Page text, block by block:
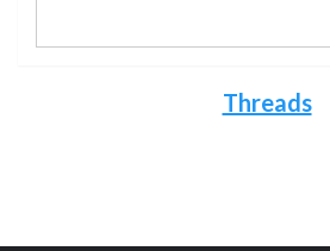
Threads